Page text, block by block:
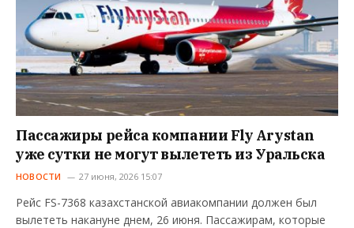
Пассажиры рейса компании Fly Arystan
уже сутки не могут вылететь из Уральска
НОВОСТИ 27 июня, 2026 15:07
Рейс FS-7368 казахстанской авиакомпании должен был
вылететь накануне днем, 26 июня. Пассажирам, которые